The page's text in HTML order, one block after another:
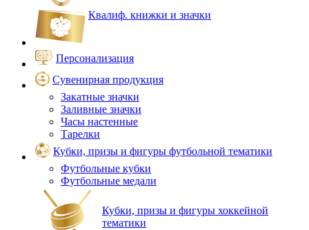
Квалиф. книжки и значки
Персонализация
Сувенирная продукция
Закатные значки
Заливные значки
Часы настенные
Тарелки
Кубки, призы и фигуры футбольной тематики
Футбольные кубки
Футбольные медали
Кубки, призы и фигуры хоккейной
тематики